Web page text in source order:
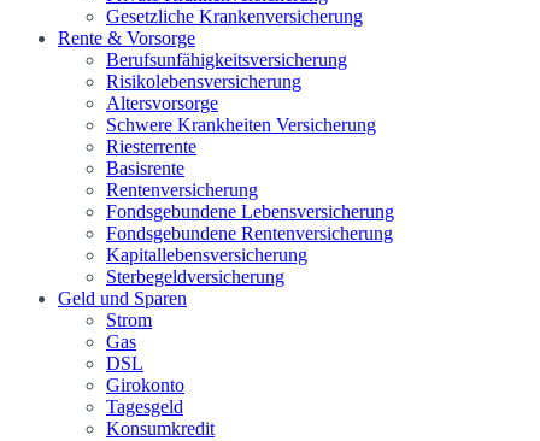
Gesetzliche Krankenversicherung
Rente & Vorsorge
Berufs­unfähigkeitsversicherung
Risikolebensversicherung
Altersvorsorge
Schwere Krankheiten Versicherung
Riesterrente
Basisrente
Rentenversicherung
Fondsgebundene Lebensversicherung
Fondsgebundene Rentenversicherung
Kapitallebensversicherung
Sterbegeldversicherung
Geld und Sparen
Strom
Gas
DSL
Girokonto
Tagesgeld
Konsumkredit